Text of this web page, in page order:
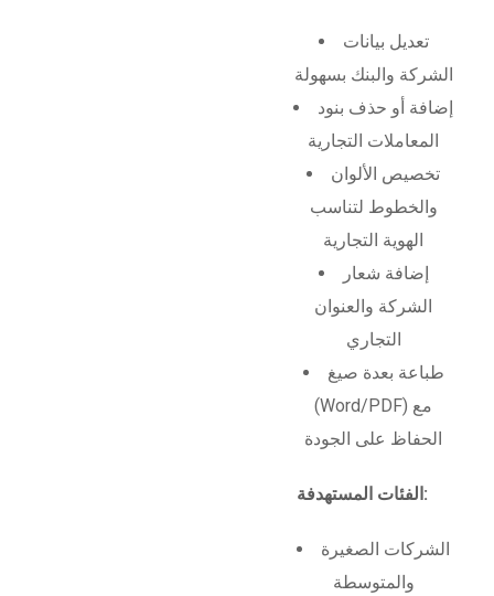
تعديل بيانات
الشركة والبنك بسهولة
إضافة أو حذف بنود
المعاملات التجارية
تخصيص الألوان
والخطوط لتناسب
الهوية التجارية
إضافة شعار
الشركة والعنوان
التجاري
طباعة بعدة صيغ
(Word/PDF) مع
الحفاظ على الجودة
الفئات المستهدفة:
الشركات الصغيرة
والمتوسطة